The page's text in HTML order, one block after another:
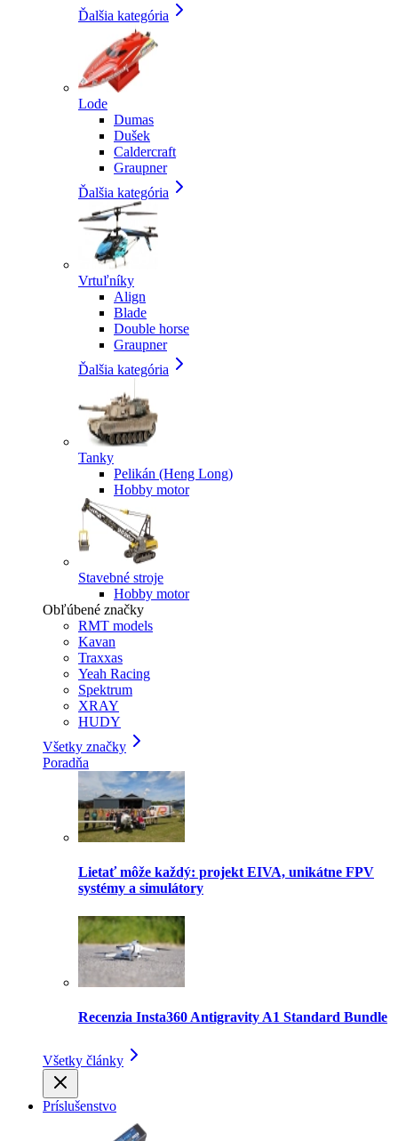
Ďalšia kategória
Lode
Dumas
Dušek
Caldercraft
Graupner
Ďalšia kategória
Vrtuľníky
Align
Blade
Double horse
Graupner
Ďalšia kategória
Tanky
Pelikán (Heng Long)
Hobby motor
Stavebné stroje
Hobby motor
Obľúbené značky
RMT models
Kavan
Traxxas
Yeah Racing
Spektrum
XRAY
HUDY
Všetky značky
Poradňa
Lietať môže každý: projekt EIVA, unikátne FPV
systémy a simulátory
Recenzia Insta360 Antigravity A1 Standard Bundle
Všetky články
Príslušenstvo